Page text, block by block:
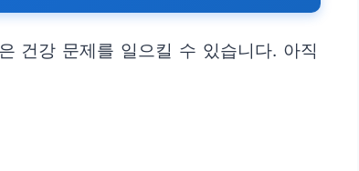
건강 문제를 일으킬 수 있습니다. 아직